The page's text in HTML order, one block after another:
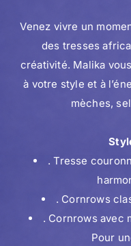
Venez vivre un
des tresses
créativité. Malika
à votre style et à
mèches,
. Tresse
. Cornrows
. Cornrows avec
Pour